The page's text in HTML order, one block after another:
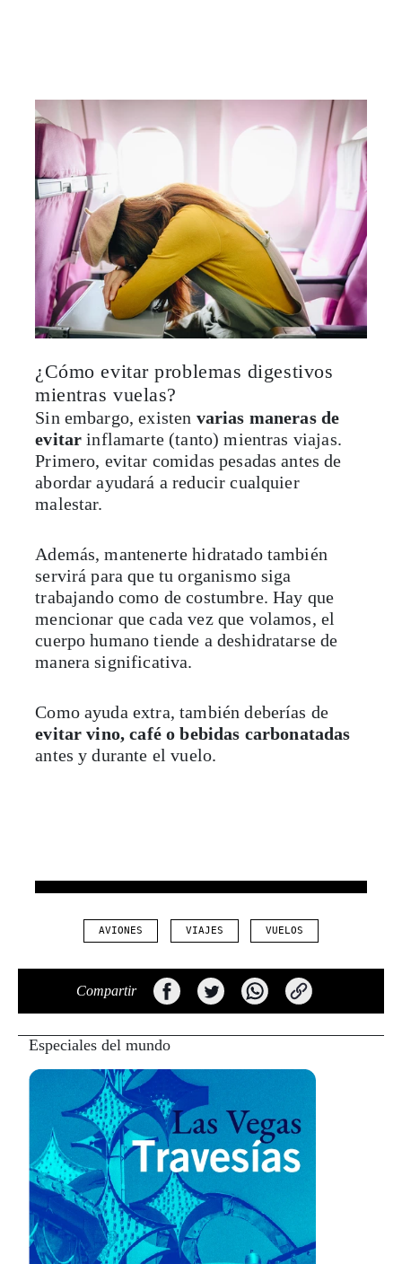
¿Cómo evitar problemas digestivos
mientras vuelas?
Sin embargo, existen varias maneras de
evitar inflamarte (tanto) mientras viajas.
Primero, evitar comidas pesadas antes de
abordar ayudará a reducir cualquier
malestar.
Además, mantenerte hidratado también
servirá para que tu organismo siga
trabajando como de costumbre. Hay que
mencionar que cada vez que volamos, el
cuerpo humano tiende a deshidratarse de
manera significativa.
Como ayuda extra, también deberías de
evitar vino, café o bebidas carbonatadas
antes y durante el vuelo.
AVIONES VIAJES VUELOS
Compartir
Especiales del mundo